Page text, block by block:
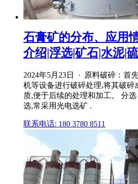
石膏矿的分布、应用
介绍|浮选|矿石|水泥|
2024年5月23日 · 原料破碎：首
机等设备进行破碎处理,将其破碎
质,便于后续的处理和加工。 分
选,常采用光电选矿 .
联系电话: 180 3780 8511